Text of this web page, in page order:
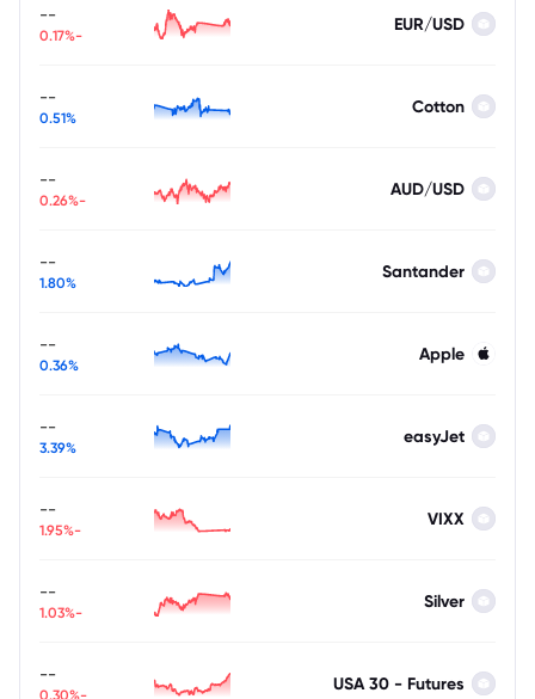
EUR/USD
--
-0.17%
Cotton
--
0.51%
AUD/USD
--
-0.26%
Santander
--
1.80%
Apple
--
0.36%
easyJet
--
3.39%
VIXX
--
-1.95%
Silver
--
-1.03%
USA 30 - Futures
--
-0.30%